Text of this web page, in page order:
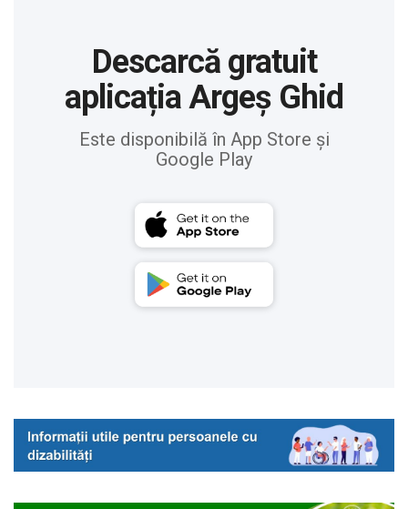
Descarcă gratuit
aplicația Argeș Ghid
Este disponibilă în App Store și
Google Play